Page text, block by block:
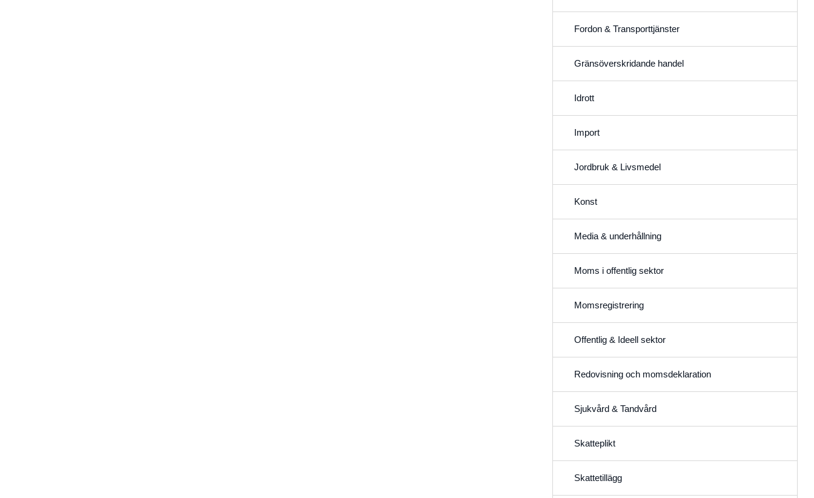
Fordon & Transporttjänster
Gränsöverskridande handel
Idrott
Import
Jordbruk & Livsmedel
Konst
Media & underhållning
Moms i offentlig sektor
Momsregistrering
Offentlig & Ideell sektor
Redovisning och momsdeklaration
Sjukvård & Tandvård
Skatteplikt
Skattetillägg